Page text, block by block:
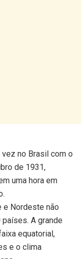
no Brasil com o
de 1931,
uma hora em
e Nordeste não
A grande
equatorial,
e o clima